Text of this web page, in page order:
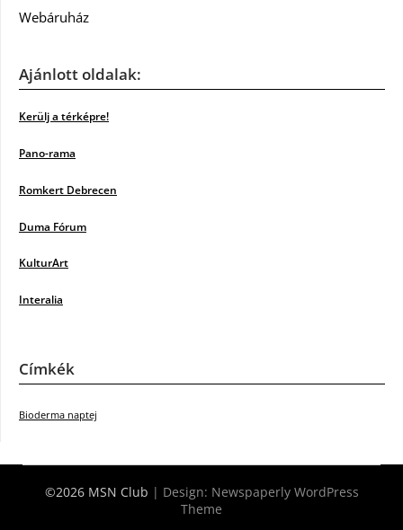
Webáruház
Ajánlott oldalak:
Kerülj a térképre!
Pano-rama
Romkert Debrecen
Duma Fórum
KulturArt
Interalia
Címkék
Bioderma naptej
©2026 MSN Club | Design: Newspaperly WordPress
Theme